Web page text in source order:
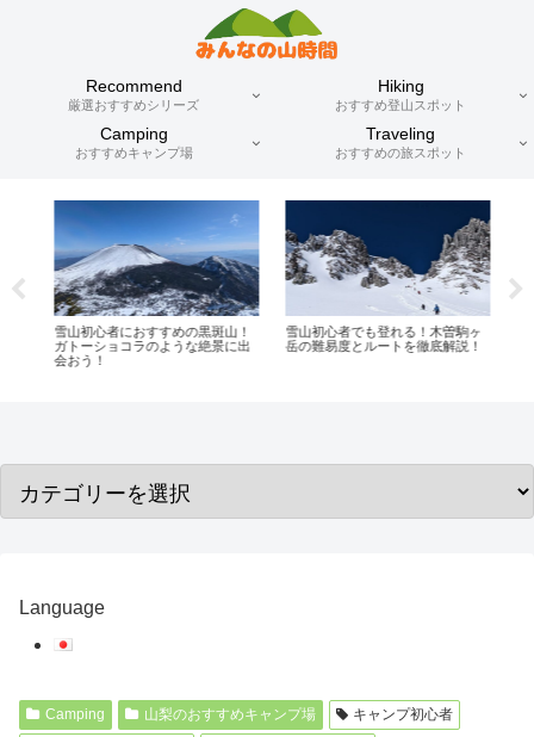
Recommend
厳選おすすめシリーズ
Hiking
おすすめ登山スポット
Camping
おすすめキャンプ場
Traveling
おすすめの旅スポット
雪山初心者におすすめの黒斑山！
ガトーショコラのような絶景に出
会おう！
雪山初心者でも登れる！木曽駒ヶ
岳の難易度とルートを徹底解説！
Language
Camping 山梨のおすすめキャンプ場
キャンプ初心者